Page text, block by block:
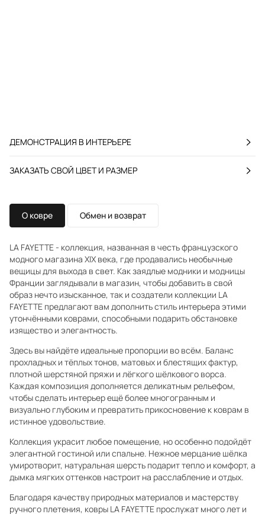
ДЕМОНСТРАЦИЯ В ИНТЕРЬЕРЕ
ЗАКАЗАТЬ СВОЙ ЦВЕТ И РАЗМЕР
О ковре Обмен и возврат
LA FAYETTE - коллекция, названная в честь французского
модного магазина XIX века, где продавались необычные
вещицы для выхода в свет. Как заядлые модники и модницы
Франции заглядывали в магазин, чтобы добавить в свой
образ нечто изысканное, так и создатели коллекции LA
FAYETTE предлагают вам дополнить стиль интерьера этими
утончёнными коврами, способными подарить обстановке
изящество и элегантность.
Здесь вы найдёте идеальные пропорции во всём. Баланс
прохладных и тёплых тонов, матовых и блестящих фактур,
плотной шерстяной пряжи и лёгкого шёлкового ворса.
Каждая композиция дополняется деликатным рельефом,
чтобы сделать интерьер ещё более многогранным и
визуально глубоким и превратить прикосновение к коврам в
истинное удовольствие.
Коллекция украсит любое помещение, но особенно подойдёт
элегантной гостиной или спальне. Нежное мерцание шёлка
умиротворит, натуральная шерсть подарит тепло и комфорт, а
дымка мягких оттенков настроит на расслабление и отдых.
Благодаря качеству природных материалов и мастерству
ручного плетения, ковры LA FAYETTE прослужат много лет и